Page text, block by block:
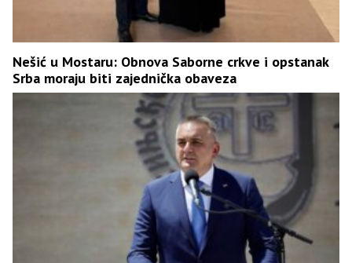
Nešić u Mostaru: Obnova Saborne crkve i opstanak
Srba moraju biti zajednička obaveza